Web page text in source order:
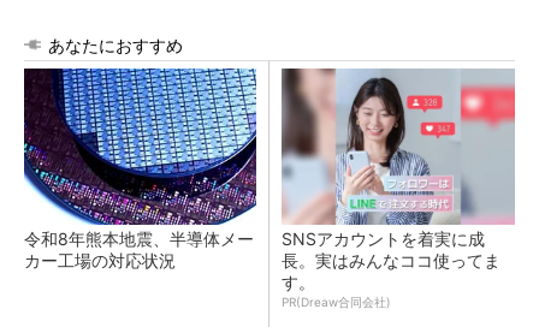
あなたにおすすめ
令和8年熊本地震、半導体メー
カー工場の対応状況
SNSアカウントを着実に成
長。実はみんなココ使ってま
す。
PR(Dreaw合同会社)